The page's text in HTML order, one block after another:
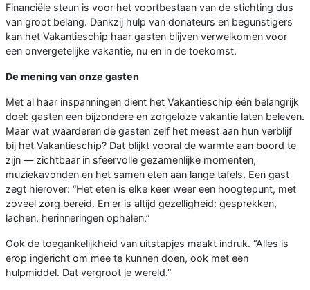
Financiële steun is voor het voortbestaan van de stichting dus
van groot belang. Dankzij hulp van donateurs en begunstigers
kan het Vakantieschip haar gasten blijven verwelkomen voor
een onvergetelijke vakantie, nu en in de toekomst.
De mening van onze gasten
Met al haar inspanningen dient het Vakantieschip één belangrijk
doel: gasten een bijzondere en zorgeloze vakantie laten beleven.
Maar wat waarderen de gasten zelf het meest aan hun verblijf
bij het Vakantieschip? Dat blijkt vooral de warmte aan boord te
zijn — zichtbaar in sfeervolle gezamenlijke momenten,
muziekavonden en het samen eten aan lange tafels. Een gast
zegt hierover: “Het eten is elke keer weer een hoogtepunt, met
zoveel zorg bereid. En er is altijd gezelligheid: gesprekken,
lachen, herinneringen ophalen.”
Ook de toegankelijkheid van uitstapjes maakt indruk. “Alles is
erop ingericht om mee te kunnen doen, ook met een
hulpmiddel. Dat vergroot je wereld.”